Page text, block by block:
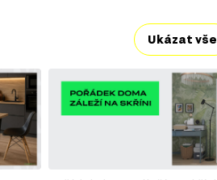
Ukázat vše